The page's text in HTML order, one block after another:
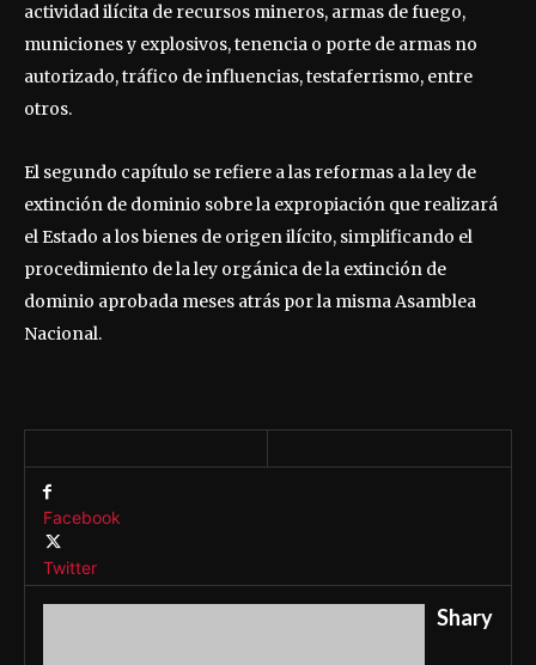
actividad ilícita de recursos mineros, armas de fuego,
municiones y explosivos, tenencia o porte de armas no
autorizado, tráfico de influencias, testaferrismo, entre
otros.
El segundo capítulo se refiere a las reformas a la ley de
extinción de dominio sobre la expropiación que realizará
el Estado a los bienes de origen ilícito, simplificando el
procedimiento de la ley orgánica de la extinción de
dominio aprobada meses atrás por la misma Asamblea
Nacional.
Facebook
Twitter
Shary